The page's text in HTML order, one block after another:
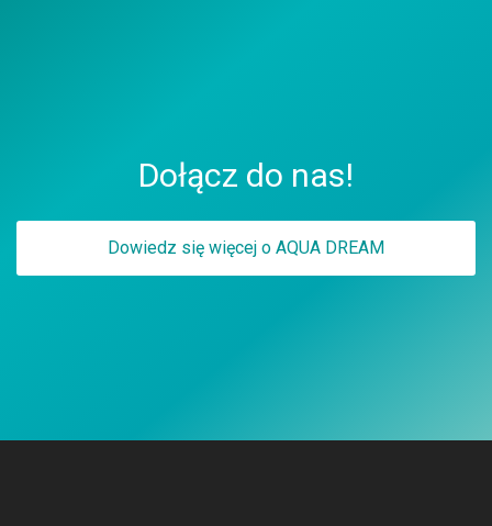
Dołącz do nas!
Dowiedz się więcej o AQUA DREAM